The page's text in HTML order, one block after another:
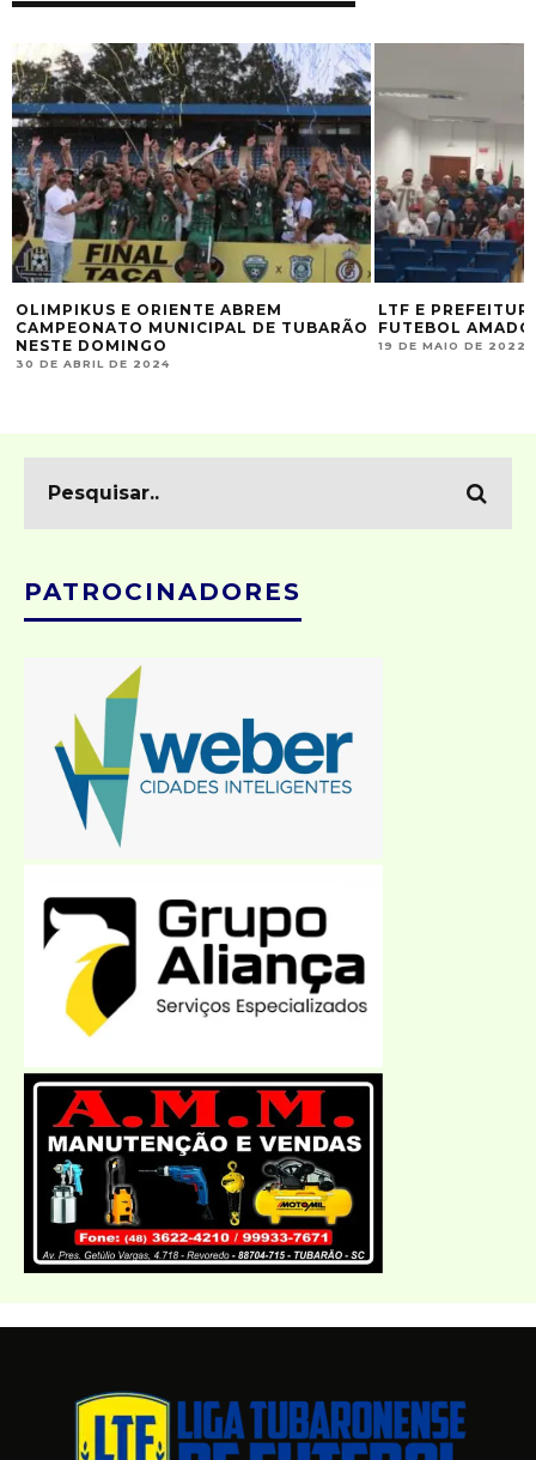
OLIMPIKUS E ORIENTE ABREM
CAMPEONATO MUNICIPAL DE TUBARÃO
NESTE DOMINGO
30 DE ABRIL DE 2024
LTF E
FUTEBOL
19 DE MAIO DE 2022
PATROCINADORES